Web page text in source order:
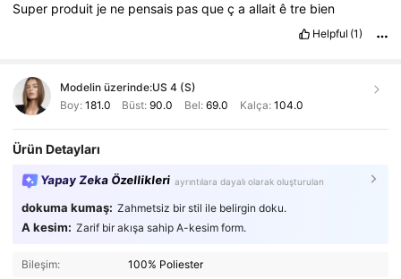
Super produit je ne pensais pasqueçaallaitêtre bien
Helpful (1)
Modelin üzerinde:US 4 (S)
Boy: 181.0 Büst:90.0 Bel: 69.0 Kalça: 104.0
Ürün Detayları
Yapay Zeka Özellikleri ayrıntılara dayalı olarak oluşturulan
dokuma kumaş: Zahmetsiz bir stil ile belirgin doku.
A kesim: Zarif bir akışa sahip A-kesim form.
Bileşim: 100% Poliester